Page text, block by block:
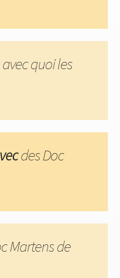
quoi les
des Doc
Martens de